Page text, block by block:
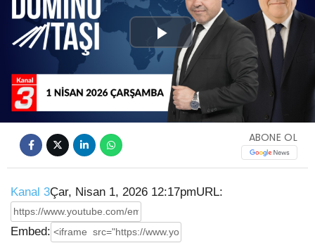
Play
Video
ABONE OL
Kanal 3Çar, Nisan 1, 2026 12:17pmURL:
Embed: